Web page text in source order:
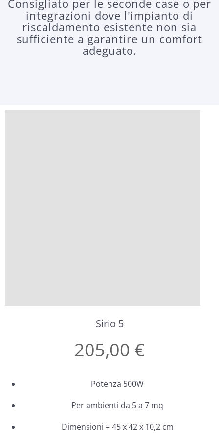
Consigliato per le seconde case o per
integrazioni dove l'impianto di
riscaldamento esistente non sia
sufficiente a garantire un comfort
adeguato.
Sirio 5
205,00 €
Potenza 500W
Per ambienti da 5 a 7 mq
Dimensioni = 45 x 42 x 10,2 cm